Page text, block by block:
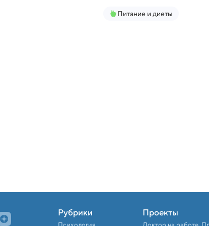
Питание и диеты
Рубрики Проекты